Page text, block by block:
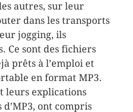
autres, sur leur
dans les transports
jogging, ils
Ce sont des fichiers
prêts à l’emploi et
en format MP3.
leurs explications
ont compris